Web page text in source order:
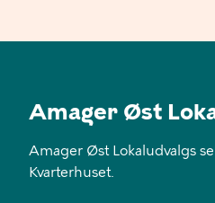
Amager Øst
Amager Øst Lokaludvalgs
Kvarterhuset.